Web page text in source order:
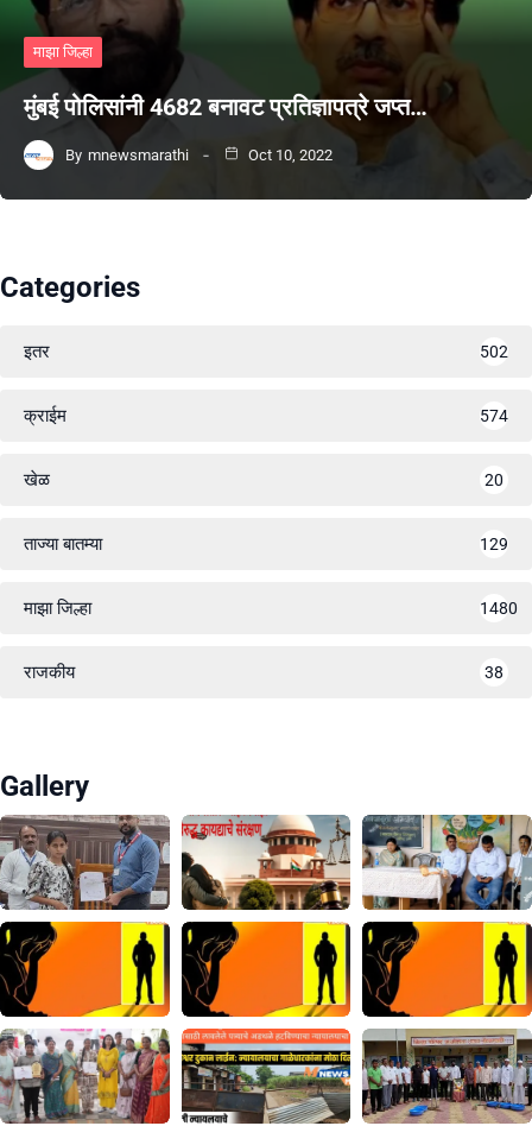
माझा जिल्हा
मुंबई पोलिसांनी 4682 बनावट प्रतिज्ञापत्रे जप्त…
By mnewsmarathi Oct 10, 2022
Categories
इतर 502
क्राईम 574
खेळ 20
ताज्या बातम्या 129
माझा जिल्हा 1480
राजकीय 38
Gallery